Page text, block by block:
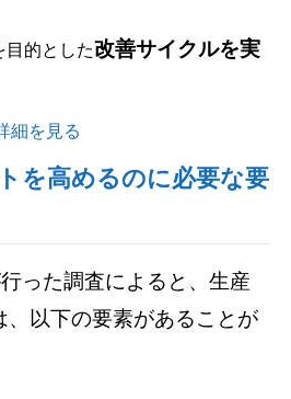
目的とした改善サイクルを実
細を見る
を高めるのに必要な要
った調査によると、生産
、以下の要素があることが